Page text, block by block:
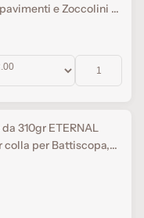
e Zoccolini e
e battiscopa,
310gr ETERNAL
colla per Battiscopa,
e Pvc SENZA